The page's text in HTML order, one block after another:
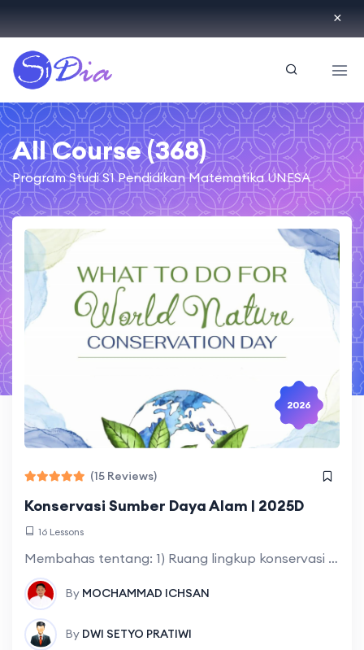
ID
All Course (368)
Program Studi S1 Pendidikan Matematika UNESA
2026
(15 Reviews)
Konservasi Sumber Daya Alam | 2025D
16 Lessons
Membahas tentang: 1) Ruang lingkup konservasi yang meliputi: Pengertian, tujuan, manfaat dan upaya-upaya konservasi sumber daya alam dan lingkungan (SDAL); 2) Etika lingkungan yang meliputi:
By MOCHAMMAD ICHSAN
By DWI SETYO PRATIWI